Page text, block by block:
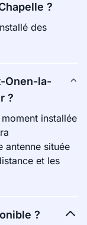
?
des
Onen-la-
?
installée
antenne située
et les
?